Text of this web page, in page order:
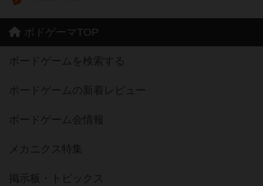
ボドゲーマTOP
ボードゲームを検索する
ボードゲームの新着レビュー
ボードゲーム会情報
メカニクス特集
掲示板・トピックス